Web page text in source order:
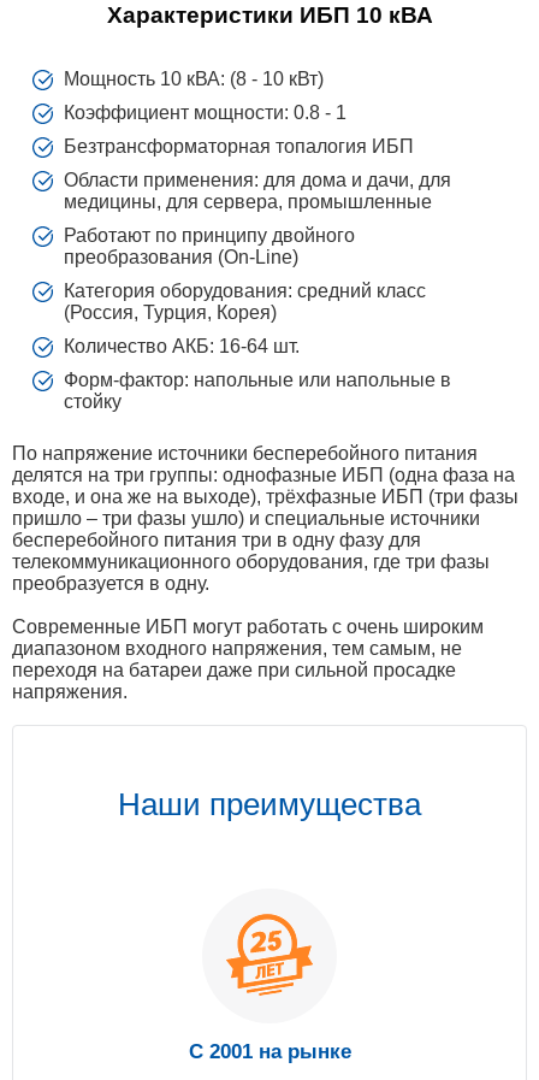
Характеристики ИБП 10 кВА
Мощность 10 кВА: (8 - 10 кВт)
Коэффициент мощности: 0.8 - 1
Безтрансформаторная топалогия ИБП
Области применения: для дома и дачи, для
медицины, для сервера, промышленные
Работают по принципу двойного
преобразования (On-Line)
Категория оборудования: средний класс
(Россия, Турция, Корея)
Количество АКБ: 16-64 шт.
Форм-фактор: напольные или напольные в
стойку
По напряжение источники бесперебойного питания
делятся на три группы: однофазные ИБП (одна фаза на
входе, и она же на выходе), трёхфазные ИБП (три фазы
пришло – три фазы ушло) и специальные источники
бесперебойного питания три в одну фазу для
телекоммуникационного оборудования, где три фазы
преобразуется в одну.
Современные ИБП могут работать с очень широким
диапазоном входного напряжения, тем самым, не
переходя на батареи даже при сильной просадке
напряжения.
Наши преимущества
С 2001 на рынке